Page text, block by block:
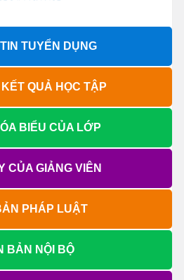
TUYỂN DỤNG
QUẢ HỌC TẬP
BIỂU CỦA LỚP
CỦA GIẢNG VIÊN
PHÁP LUẬT
BẢN NỘI BỘ